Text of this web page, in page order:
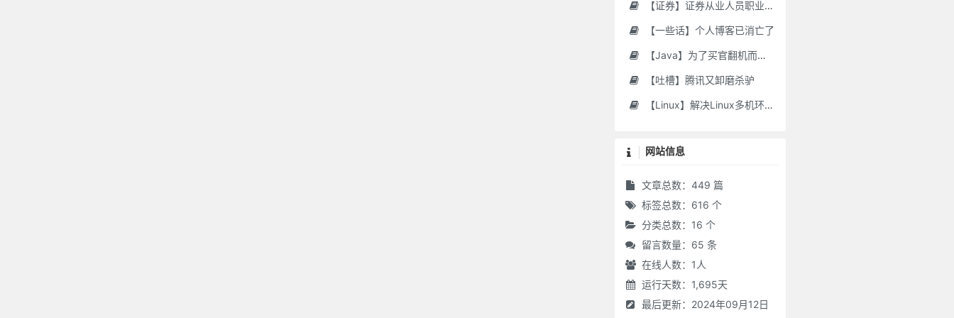
【证券】证券从业人员职业道德要求及常见违规行为
【一些话】个人博客已消亡了
【Java】为了买官翻机而写的代码-DJI Stock Checker
【吐槽】腾讯又卸磨杀驴
【Linux】解决Linux多机环境UID/GID不一致导致的备份权限问题
网站信息
文章总数：449 篇
标签总数：616 个
分类总数：16 个
留言数量：65 条
在线人数： 1 人
运行天数：1,695天
最后更新：2024年09月12日